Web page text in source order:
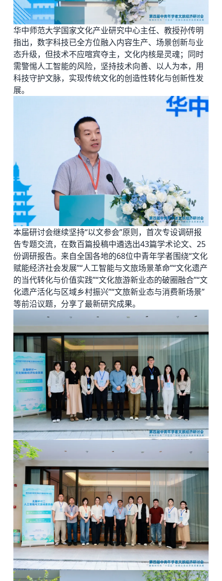
华中师范大学国家文化产业研究中心主任、教授孙传明
指出，数字科技已全方位融入内容生产、场景创新与业
态升级，但技术不应喧宾夺主，文化内核是灵魂；同时
需警惕人工智能的风险，坚持技术向善、以人为本，用
科技守护文脉，实现传统文化的创造性转化与创新性发
展。
本届研讨会继续坚持“以文参会”原则，首次专设调研报
告专题交流，在数百篇投稿中遴选出43篇学术论文、25
份调研报告。来自全国各地的68位中青年学者围绕“文化
赋能经济社会发展”“人工智能与文旅场景革命”“文化遗产
的当代转化与价值实践”“文化旅游新业态的破圈融合”“文
化遗产活化与区域乡村振兴”“文旅新业态与消费新场景”
等前沿议题，分享了最新研究成果。